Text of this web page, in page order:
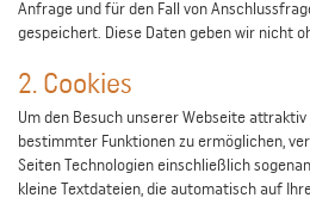
Anfrage und für den Fall von
gespeichert. Diese Daten geben wir nicht
2. Cookies
Um den Besuch unserer Webseite
bestimmter Funktionen zu ermöglichen,
Seiten Technologien einschließlich
kleine Textdateien, die automatisch auf